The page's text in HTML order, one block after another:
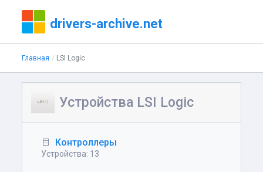
drivers-archive.net
Главная LSI Logic
Устройства LSI Logic
Контроллеры
Устройства: 13